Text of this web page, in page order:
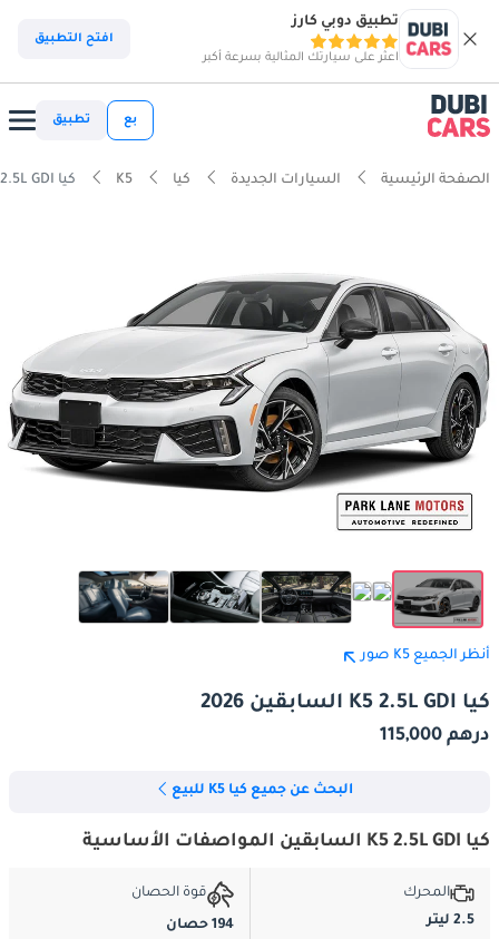
تطبيق دوبي كارز
اعثر على سيارتك المثالية بسرعة أكبر
افتح التطبيق
بع تطبيق
الصفحة الرئيسية السيارات الجديدة كيا K5 كيا K5 2.5L GDI السابقين
أنظر الجميع K5 صور
كيا K5 2.5L GDI السابقين 2026
درهم 115,000
البحث عن جميع كيا K5 للبيع
كيا K5 2.5L GDI السابقين المواصفات الأساسية
المحرك
2.5 ليتر
قوة الحصان
194 حصان